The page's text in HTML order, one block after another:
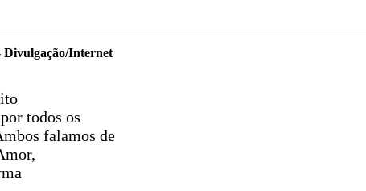
Internet
todos os
falamos de